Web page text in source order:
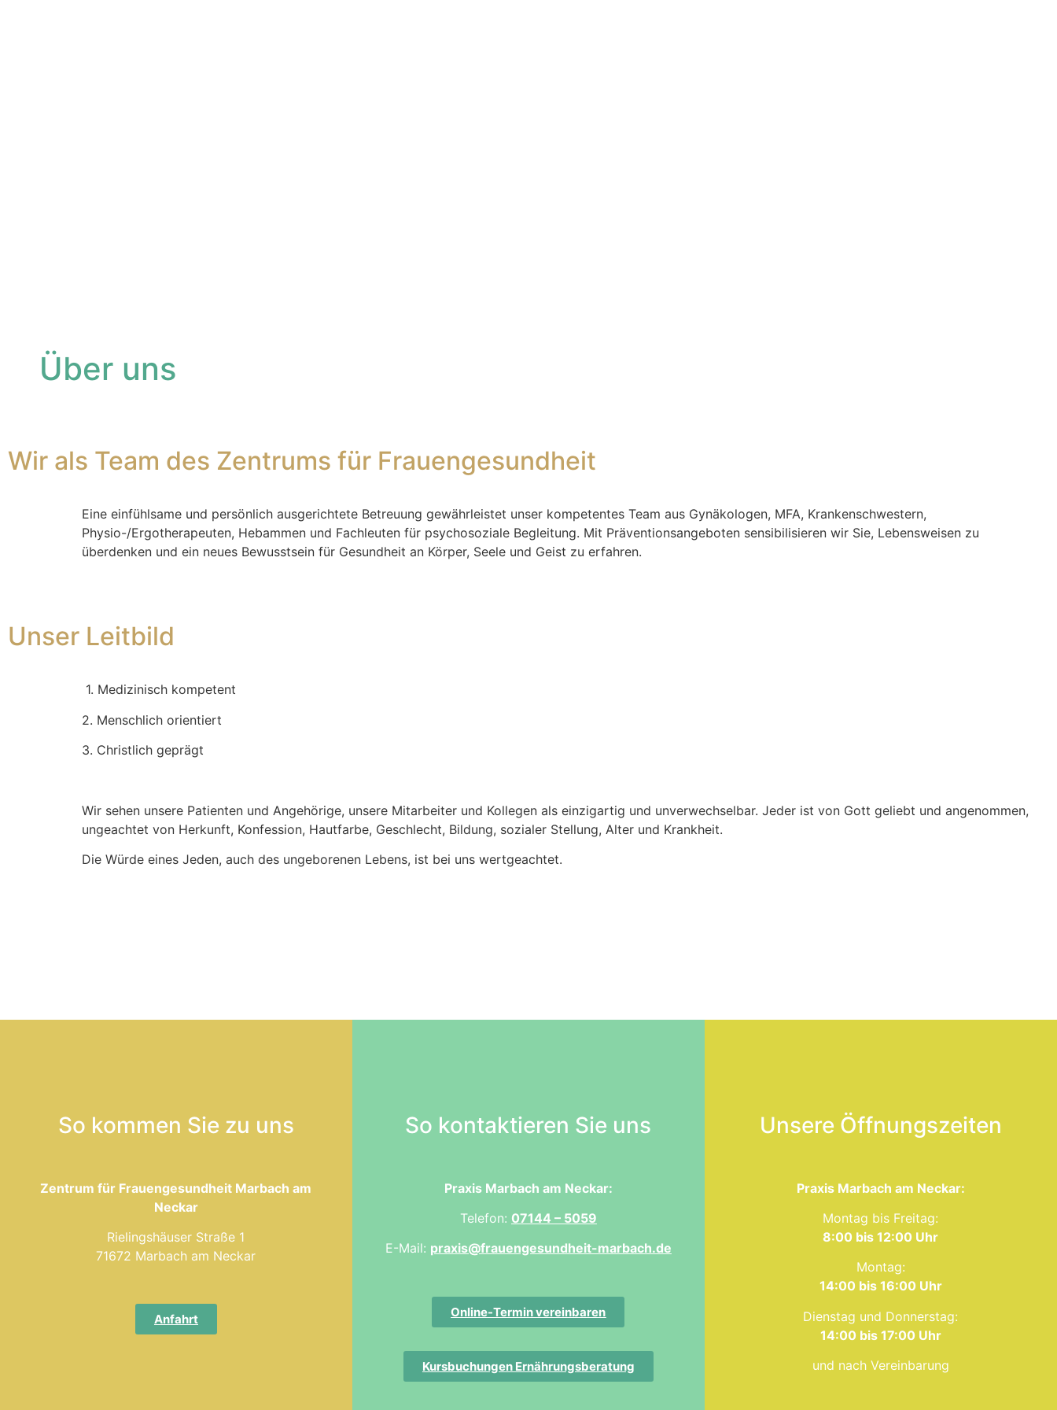
Über uns
Wir als Team des Zentrums für Frauengesundheit
Eine einfühlsame und persönlich ausgerichtete Betreuung gewährleistet unser kompetentes Team aus Gynäkologen, MFA, Krankenschwestern,
Physio-/Ergotherapeuten, Hebammen und Fachleuten für psychosoziale Begleitung. Mit Präventionsangeboten sensibilisieren wir Sie, Lebensweisen zu
überdenken und ein neues Bewusstsein für Gesundheit an Körper, Seele und Geist zu erfahren.
Unser Leitbild
1. Medizinisch kompetent
2. Menschlich orientiert
3. Christlich geprägt
Wir sehen unsere Patienten und Angehörige, unsere Mitarbeiter und Kollegen als einzigartig und unverwechselbar. Jeder ist von Gott geliebt und angenommen,
ungeachtet von Herkunft, Konfession, Hautfarbe, Geschlecht, Bildung, sozialer Stellung, Alter und Krankheit.
Die Würde eines Jeden, auch des ungeborenen Lebens, ist bei uns wertgeachtet.
So kommen Sie zu uns
Zentrum für Frauengesundheit Marbach am
Neckar
Rielingshäuser Straße 1
71672 Marbach am Neckar
Anfahrt
So kontaktieren Sie uns
Praxis Marbach am Neckar:
Telefon: 07144 – 5059
E-Mail: praxis@frauengesundheit-marbach.de
Online-Termin vereinbaren
Kursbuchungen Ernährungsberatung
Unsere Öffnungszeiten
Praxis Marbach am Neckar:
Montag bis Freitag:
8:00 bis 12:00 Uhr
Montag:
14:00 bis 16:00 Uhr
Dienstag und Donnerstag:
14:00 bis 17:00 Uhr
und nach Vereinbarung